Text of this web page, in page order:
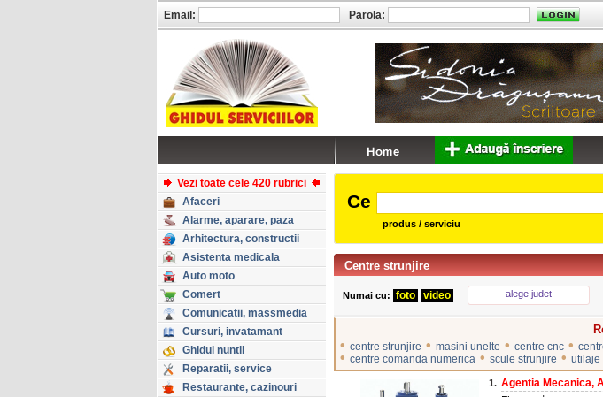
Vezi toate cele 420 rubrici
Afaceri
Alarme, aparare, paza
Arhitectura, constructii
Asistenta medicala
Auto moto
Comert
Comunicatii, massmedia
Cursuri, invatamant
Ghidul nuntii
Reparatii, service
Restaurante, cazinouri
Ce
produs / serviciu
Centre strunjire
Numai cu: foto video -- alege judet --
• centre strunjire • masini unelte • centre cnc •
• centre comanda numerica • scule strunjire • utilaje
1. Agentia Mecanica,
Email: Parola: